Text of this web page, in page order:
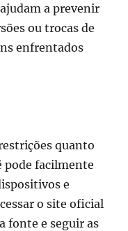
a prevenir
ou trocas de
enfrentados
quanto
pode facilmente
e
o site oficial
fonte e seguir as